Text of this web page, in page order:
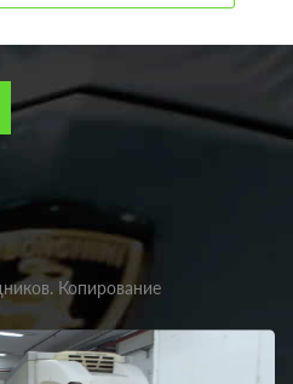
Копирование